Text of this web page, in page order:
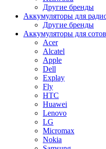
Другие бренды
Аккумуляторы для
Другие бренды
Аккумуляторы для
Acer
Alcatel
Apple
Dell
Explay
Fly
HTC
Huawei
Lenovo
LG
Micromax
Nokia